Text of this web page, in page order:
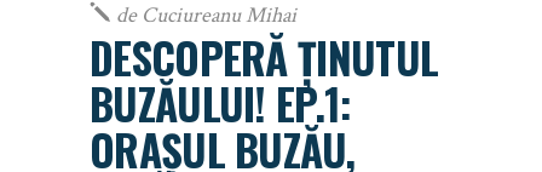
de Cuciureanu Mihai
DESCOPERĂ ȚINUTUL
BUZĂULUI! EP.1:
ORAȘUL BUZĂU,